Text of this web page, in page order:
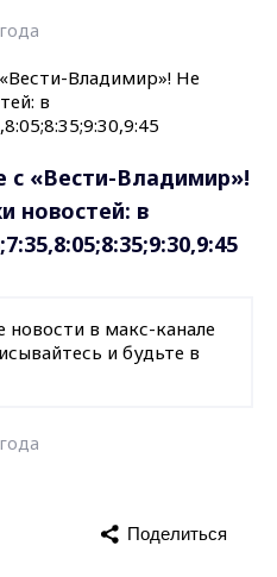
с «Вести-Владимир»!
новостей: в
в макс-канале
и будьте в
Поделиться